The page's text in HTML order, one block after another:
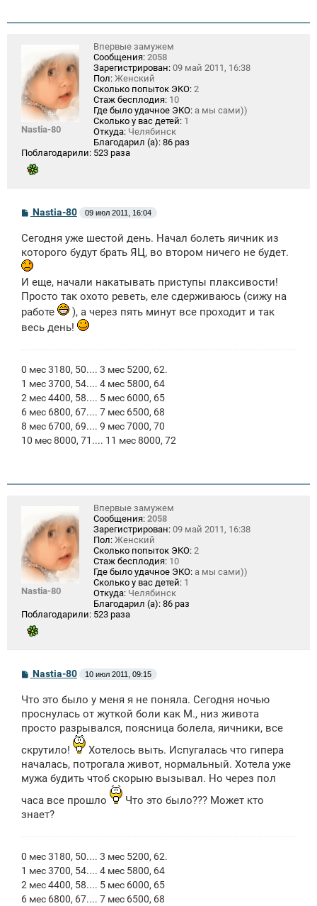
Nastia-80
Впервые замужем
Сообщения: 2058
Зарегистрирован: 09 май 2011, 16:38
Пол: Женский
Сколько попыток ЭКО: 2
Стаж бесплодия: 10
Где было удачное ЭКО: а мы сами))
Сколько у вас детей: 1
Откуда: Челябинск
Благодарил (а): 86 раз
Поблагодарили: 523 раза
С
б
щ
е
н
и
Nastia-80 09 июл 2011, 16:04
Сегодня уже шестой день. Начал болеть яичник из
которого будут брать ЯЦ, во втором ничего не будет.
И еще, начали накатывать приступы плаксивости!
Просто так охото реветь, еле сдерживаюсь (сижу на
работе
), а через пять минут все проходит и так
весь день!
0 мес 3180, 50.... 3 мес 5200, 62.
1 мес 3700, 54.... 4 мес 5800, 64
2 мес 4400, 58.... 5 мес 6000, 65
6 мес 6800, 67.... 7 мес 6500, 68
8 мес 6700, 69.... 9 мес 7000, 70
10 мес 8000, 71.... 11 мес 8000, 72
Nastia-80
Впервые замужем
Сообщения: 2058
Зарегистрирован: 09 май 2011, 16:38
Пол: Женский
Сколько попыток ЭКО: 2
Стаж бесплодия: 10
Где было удачное ЭКО: а мы сами))
Сколько у вас детей: 1
Откуда: Челябинск
Благодарил (а): 86 раз
Поблагодарили: 523 раза
С
б
щ
е
н
е
Nastia-80 10 июл 2011, 09:15
Что это было у меня я не поняла. Сегодня ночью
проснулась от жуткой боли как М., низ живота
просто разрывался, поясница болела, яичники, все
скрутило!
Хотелось выть. Испугалась что гипера
началась, потрогала живот, нормальный. Хотела уже
мужа будить чтоб скорыю вызывал. Но через пол
часа все прошло
Что это было??? Может кто
знает?
0 мес 3180, 50.... 3 мес 5200, 62.
1 мес 3700, 54.... 4 мес 5800, 64
2 мес 4400, 58.... 5 мес 6000, 65
6 мес 6800, 67.... 7 мес 6500, 68